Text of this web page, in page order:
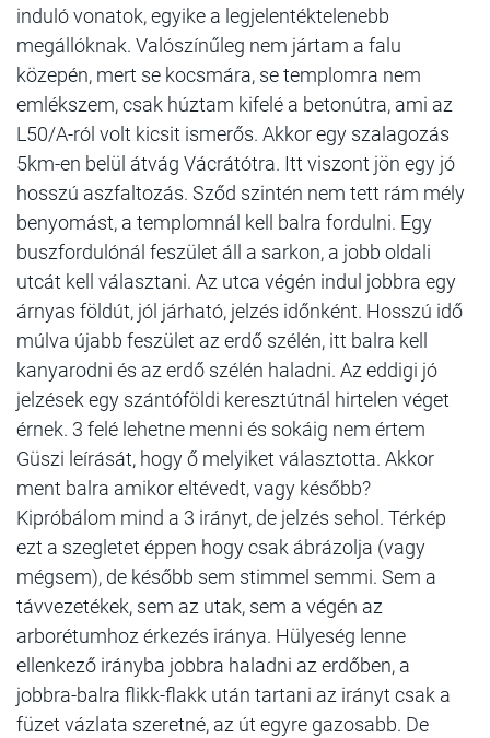
induló vonatok, egyike a legjelentéktelenebb
megállóknak. Valószínűleg nem jártam a falu
közepén, mert se kocsmára, se templomra nem
emlékszem, csak húztam kifelé a betonútra, ami az
L50/A-ról volt kicsit ismerős. Akkor egy szalagozás
5km-en belül átvág Vácrátótra. Itt viszont jön egy jó
hosszú aszfaltozás. Sződ szintén nem tett rám mély
benyomást, a templomnál kell balra fordulni. Egy
buszfordulónál feszület áll a sarkon, a jobb oldali
utcát kell választani. Az utca végén indul jobbra egy
árnyas földút, jól járható, jelzés időnként. Hosszú idő
múlva újabb feszület az erdő szélén, itt balra kell
kanyarodni és az erdő szélén haladni. Az eddigi jó
jelzések egy szántóföldi keresztútnál hirtelen véget
érnek. 3 felé lehetne menni és sokáig nem értem
Güszi leírását, hogy ő melyiket választotta. Akkor
ment balra amikor eltévedt, vagy később?
Kipróbálom mind a 3 irányt, de jelzés sehol. Térkép
ezt a szegletet éppen hogy csak ábrázolja (vagy
mégsem), de később sem stimmel semmi. Sem a
távvezetékek, sem az utak, sem a végén az
arborétumhoz érkezés iránya. Hülyeség lenne
ellenkező irányba jobbra haladni az erdőben, a
jobbra-balra flikk-flakk után tartani az irányt csak a
füzet vázlata szeretné, az út egyre gazosabb. De